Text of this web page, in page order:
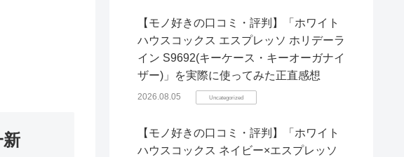
【モノ好きの口コミ・評判】「ホワイト
ハウスコックス エスプレッソ ホリデーラ
イン S9692(キーケース・キーオーガナイ
ザー)」を実際に使ってみた正直感想
2026.08.05 Uncategorized
【モノ好きの口コミ・評判】「ホワイト
ハウスコックス ネイビー×エスプレッソ